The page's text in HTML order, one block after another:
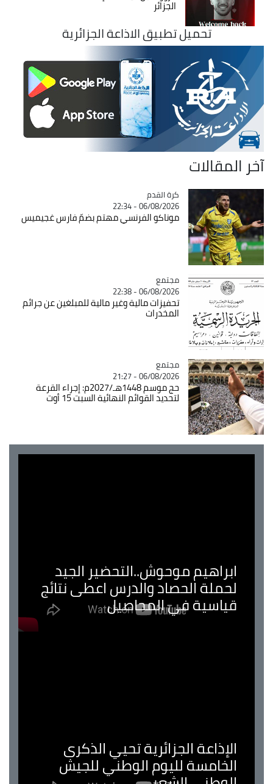
الجزائر
تحميل تطبيق الاذاعة الجزائرية
آخر المقالات
Catégorie
كرة القدم
06/08/2026 - 22:34
موناكو الفرنسي مهتم بضمّ فارس غجيميس
Catégorie
مجتمع
06/08/2026 - 22:38
تحفيزات مالية وغير مالية للمبلغين عن جرائم
المخدرات
Catégorie
مجتمع
06/08/2026 - 21:27
حج موسم 1448هـ/2027م: إجراء القرعة
لتحديد القوائم النهائية السبت 15 أوت
ابراهيم موحوش..التحضير الجيد
لحملة الحصاد والدرس اعطى نتائج
قياسية في المحاصيل
الإذاعة الجزائرية تحيي الذكرى
الخامسة لليوم الوطني للجيش